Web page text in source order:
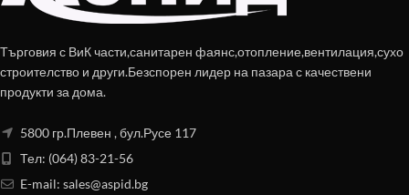
Търговия с ВиК части,санитарен фаянс,отопление,вентилация,сухо
строителство и други.Безспорен лидер на пазара с качествени
продукти за дома.
5800 гр.Плевен , бул.Русе 117
Тел: (064) 83-21-56
E-mail: sales@aspid.bg